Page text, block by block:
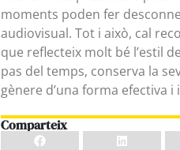
moments poden fer
audiovisual. Tot i això, cal
que reflecteix molt bé l’estil
pas del temps, conserva la
gènere d’una forma efectiva i
Comparteix